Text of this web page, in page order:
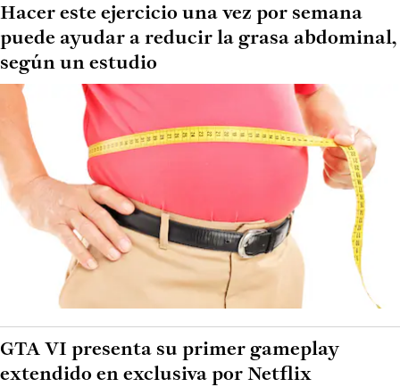
Hacer este ejercicio una vez por semana
puede ayudar a reducir la grasa abdominal,
según un estudio
GTA VI presenta su primer gameplay
extendido en exclusiva por Netflix